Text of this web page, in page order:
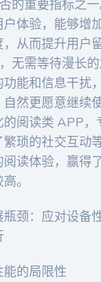
的重要指标之
体验，能够增
从而提升用户
无需等待漫长
能和信息干扰
然更愿意继续
阅读类 APP，
琐的社交互动
读体验，赢得
。
颈：应对设备
能的局限性